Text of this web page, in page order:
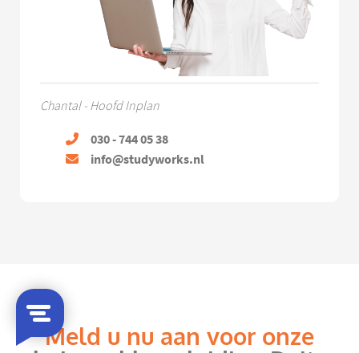
Chantal - Hoofd Inplan
030 - 744 05 38
info@studyworks.nl
Meld u nu aan voor onze